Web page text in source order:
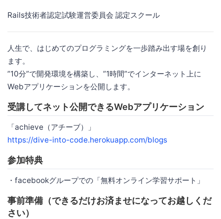
Rails技術者認定試験運営委員会 認定スクール
人生で、はじめてのプログラミングを一歩踏み出す場を創り
ます。
”10分”で開発環境を構築し、”1時間”でインターネット上に
Webアプリケーションを公開します。
受講してネット公開できるWebアプリケーション
「achieve（アチーブ）」
https://dive-into-code.herokuapp.com/blogs
参加特典
・facebookグループでの「無料オンライン学習サポート」
事前準備（できるだけお済ませになってお越しくだ
さい）